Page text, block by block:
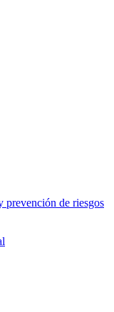
prevención de riesgos